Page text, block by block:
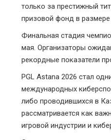
только за престижный
призовой фонд в
Финальная стадия
мая. Организаторы
рекордные показатели
PGL Astana 2026 стал
международных
либо проводившихся в
рассматривается как
игровой индустрии и